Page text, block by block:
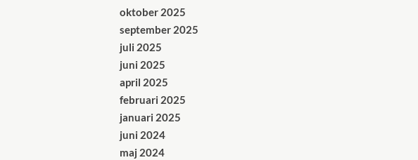
oktober 2025
september 2025
juli 2025
juni 2025
april 2025
februari 2025
januari 2025
juni 2024
maj 2024